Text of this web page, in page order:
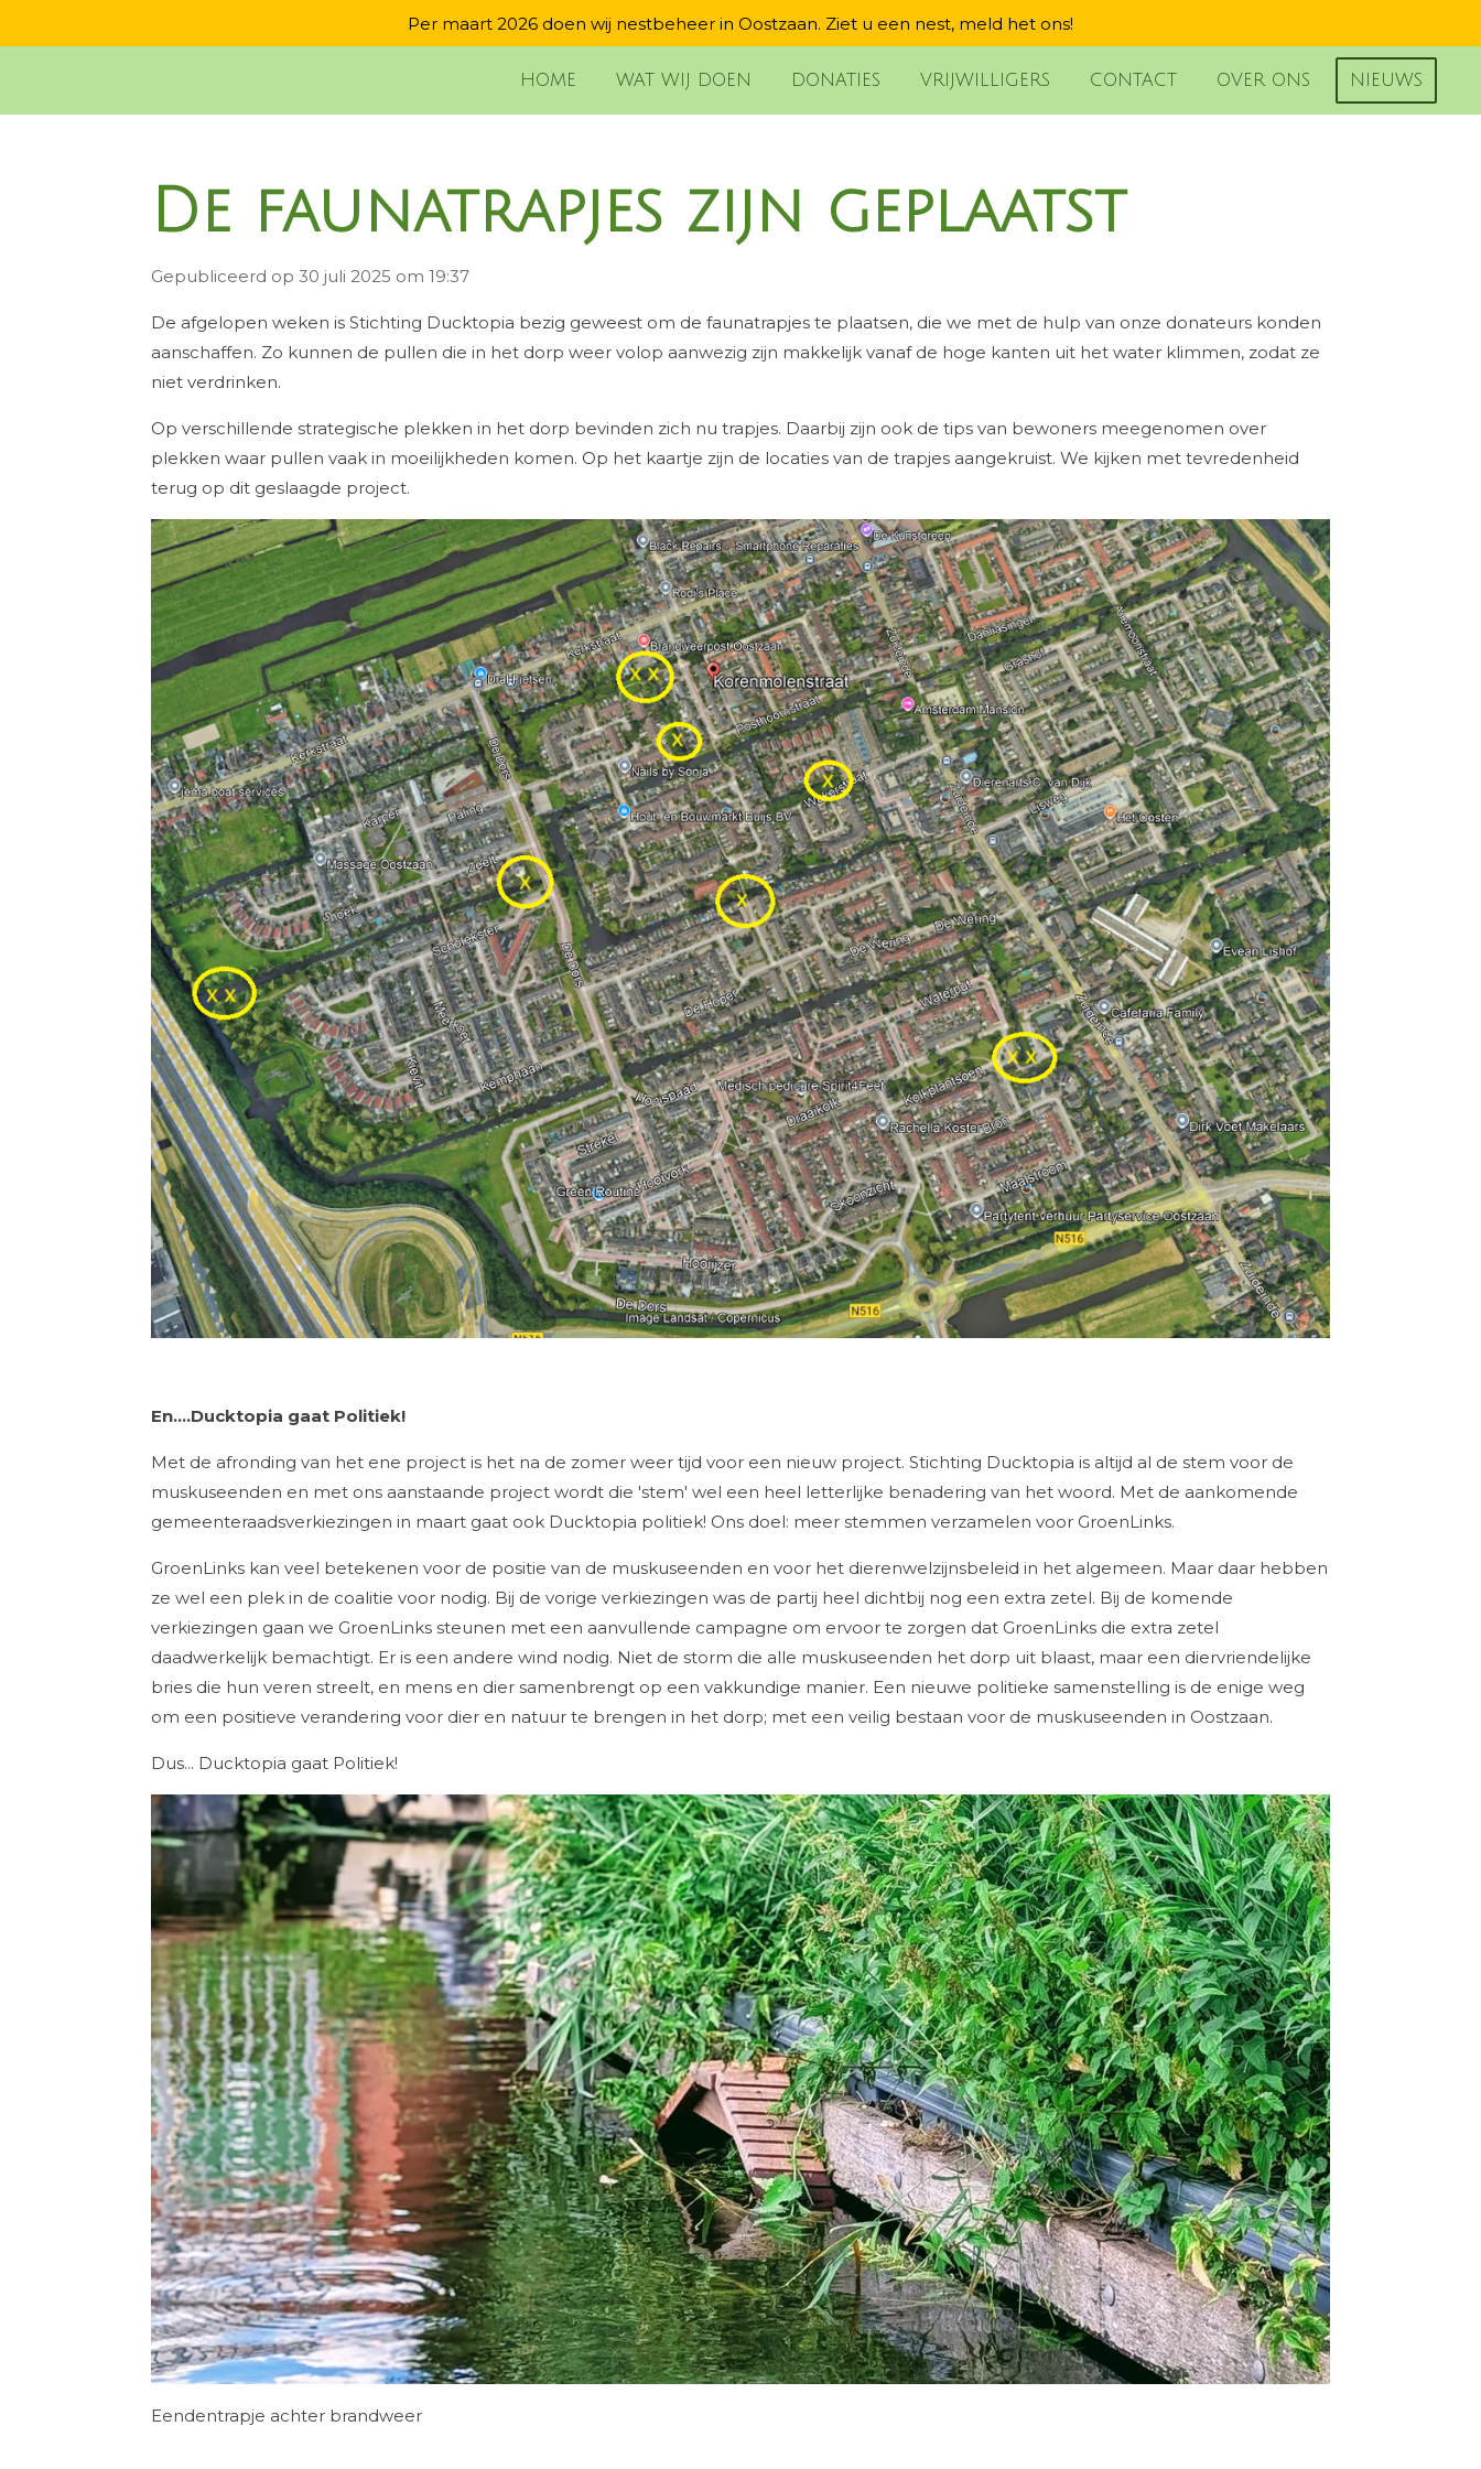
de
Per maart 2026 doen wij nestbeheer in Oostzaan. Ziet u een nest, meld het ons!
HOME WAT WIJ DOEN DONATIES VRIJWILLIGERS CONTACT OVER ONS NIEUWS
De faunatrapjes zijn geplaatst
Gepubliceerd op 30 juli 2025 om 19:37
De afgelopen weken is Stichting Ducktopia bezig geweest om de faunatrapjes te plaatsen, die we met de hulp van onze donateurs konden
aanschaffen. Zo kunnen de pullen die in het dorp weer volop aanwezig zijn makkelijk vanaf de hoge kanten uit het water klimmen, zodat ze
niet verdrinken.
Op verschillende strategische plekken in het dorp bevinden zich nu trapjes. Daarbij zijn ook de tips van bewoners meegenomen over
plekken waar pullen vaak in moeilijkheden komen. Op het kaartje zijn de locaties van de trapjes aangekruist. We kijken met tevredenheid
terug op dit geslaagde project.
En....Ducktopia gaat Politiek!
Met de afronding van het ene project is het na de zomer weer tijd voor een nieuw project. Stichting Ducktopia is altijd al de stem voor de
muskuseenden en met ons aanstaande project wordt die 'stem' wel een heel letterlijke benadering van het woord. Met de aankomende
gemeenteraadsverkiezingen in maart gaat ook Ducktopia politiek! Ons doel: meer stemmen verzamelen voor GroenLinks.
GroenLinks kan veel betekenen voor de positie van de muskuseenden en voor het dierenwelzijnsbeleid in het algemeen. Maar daar hebben
ze wel een plek in de coalitie voor nodig. Bij de vorige verkiezingen was de partij heel dichtbij nog een extra zetel. Bij de komende
verkiezingen gaan we GroenLinks steunen met een aanvullende campagne om ervoor te zorgen dat GroenLinks die extra zetel
daadwerkelijk bemachtigt. Er is een andere wind nodig. Niet de storm die alle muskuseenden het dorp uit blaast, maar een diervriendelijke
bries die hun veren streelt, en mens en dier samenbrengt op een vakkundige manier. Een nieuwe politieke samenstelling is de enige weg
om een positieve verandering voor dier en natuur te brengen in het dorp; met een veilig bestaan voor de muskuseenden in Oostzaan.
Dus... Ducktopia gaat Politiek!
Eendentrapje achter brandweer